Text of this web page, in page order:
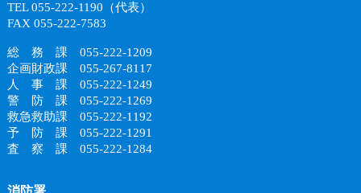
TEL 055-222-1190（代表）
FAX 055-222-7583
総 務 課 055-222-1209
企画財政課 055-267-8117
人 事 課 055-222-1249
警 防 課 055-222-1269
救急救助課 055-222-1192
予 防 課 055-222-1291
査 察 課 055-222-1284